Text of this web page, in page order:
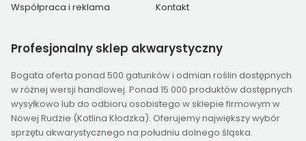
Współpraca i reklama Kontakt
Profesjonalny sklep akwarystyczny
Bogata oferta ponad 500 gatunków i odmian roślin dostępnych
w różnej wersji handlowej. Ponad 15 000 produktów dostępnych
wysyłkowo lub do odbioru osobistego w sklepie firmowym w
Nowej Rudzie (Kotlina Kłodzka). Oferujemy największy wybór
sprzętu akwarystycznego na południu dolnego śląska.